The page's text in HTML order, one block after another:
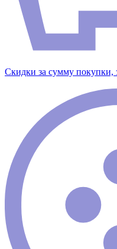
Скидки за сумму покупки,